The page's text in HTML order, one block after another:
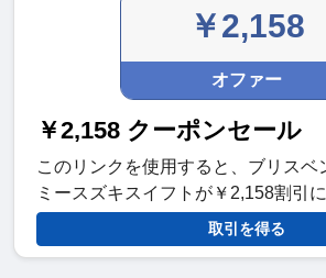
￥2,158
オファー
￥2,158 クーポンセール
このリンクを使用すると、ブリスベ
ミースズキスイフトが￥2,158割引
取引を得る